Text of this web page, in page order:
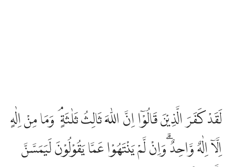
لَقَدْ كَفَرَ الَّذِيْنَ قَالُوْٓا اِنَّ اللّٰهَ ثَالِثُ ثَلٰثَةٍ ۘ وَمَا مِنْ اِلٰهٍ
اِلَّآ اِلٰهٌ وَّاحِدٌ ۗوَاِنْ لَّمْ يَنْتَهُوْا عَمَّا يَقُوْلُوْنَ لَيَمَسَّنَّ